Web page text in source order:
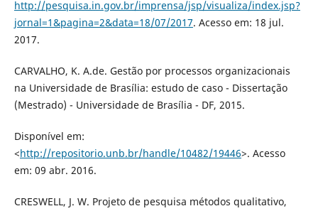
http://pesquisa.in.gov.br/imprensa/jsp/visualiza/index.jsp?
jornal=1&pagina=2&data=18/07/2017. Acesso em: 18 jul.
2017.
CARVALHO, K. A.de. Gestão por processos organizacionais
na Universidade de Brasília: estudo de caso - Dissertação
(Mestrado) - Universidade de Brasília - DF, 2015.
Disponível em:
<http://repositorio.unb.br/handle/10482/19446>. Acesso
em: 09 abr. 2016.
CRESWELL, J. W. Projeto de pesquisa métodos qualitativo,